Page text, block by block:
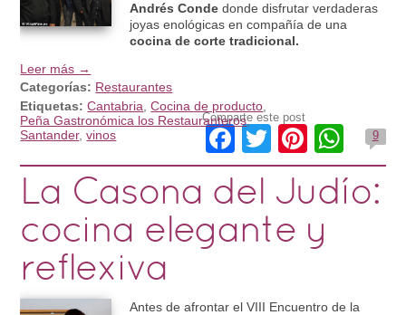
Andrés Conde donde disfrutar verdaderas
joyas enológicas en compañía de una
cocina de corte tradicional.
Leer más →
Categorías: Restaurantes
Etiquetas: Cantabria ,Cocina de producto
Peña Gastronómica los Restauranteros,
Santander,vinos
Comparte este post
Facebook
Twitter 9
La Casona del Judío:
cocina elegante y
reflexiva
Antes de afrontar el VIII Encuentro de la